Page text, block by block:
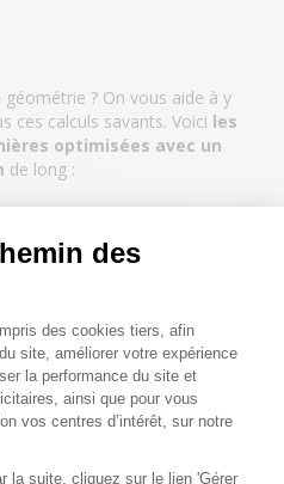
des
du
des cookies tiers, afin
site, améliorer votre expérience
la performance du site et
ainsi que pour vous
vos centres d’intérêt, sur notre
la suite, cliquez sur le lien 'Gérer
? On vous aide à y
ces calculs savants. Voici les
optimisées avec un
de long :
de 41,60 m² ;
de 6,25 m de côtés, soit
enclos de 8 m de
soit une surface
d’un enclos de 8 m
obtenue de 27 m².